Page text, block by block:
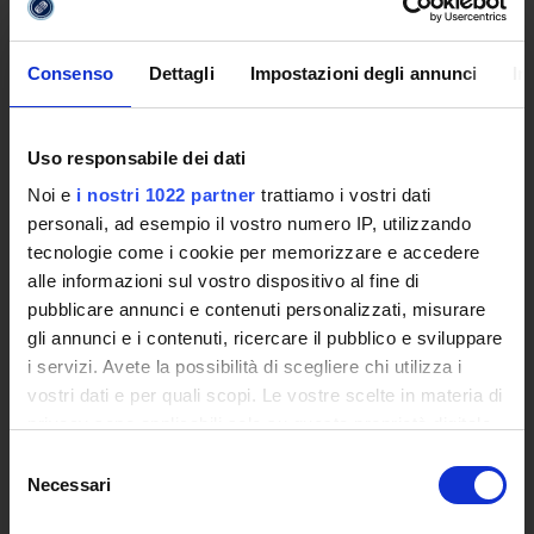
Consenso Dettagli Impostazioni degli annunci
Uso responsabile dei dati
Noi e i nostri 1022 partner trattiamo i vostri dati
personali, ad esempio il vostro numero IP, utilizzando
tecnologie come i cookie per memorizzare e accedere
alle informazioni sul vostro dispositivo al fine di
pubblicare annunci e contenuti personalizzati, misurare
gli annunci e i contenuti, ricercare il pubblico e sviluppare
i servizi. Avete la possibilità di scegliere chi utilizza i
vostri dati e per quali scopi. Le vostre scelte in materia di
modificare o revocare il proprio consenso in qualsiasi
momento dalla Dichiarazione sui cookie o facendo clic
delNecessari
Governing Bodies of eCampus University
Branches
Tender Announcements and Competitions
Studies Centres
International Cooperation
The eLearning infrastructure
Events
Institutional websites and interacademic projects
Access to the Database of the Online Student Services
Certified E-mail
Rector Inbox